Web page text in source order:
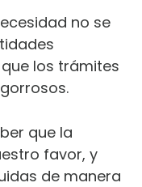
no se
los trámites
que la
favor, y
de manera